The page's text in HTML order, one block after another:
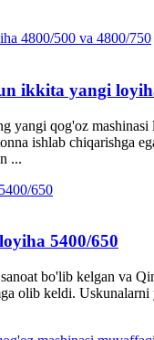
ikkita yangi
yangi qog'oz
ishlab chiqarishga
...
5400/650
bo'lib kelgan va
olib keldi.